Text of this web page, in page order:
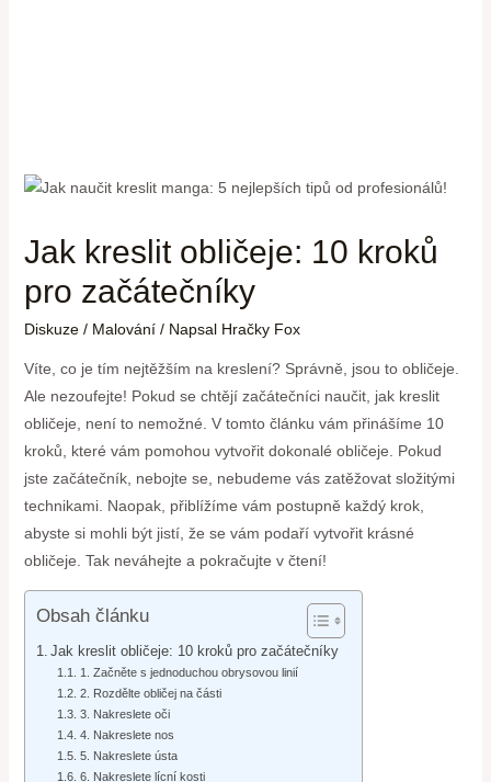
Jak kreslit obličeje: 10 kroků
pro začátečníky
Diskuze / Malování/ Napsal Hračky Fox
Víte, co je tím nejtěžším na kreslení? Správně, jsou to obličeje.
Ale nezoufejte! Pokud se chtějí začátečníci naučit, jak kreslit
obličeje, není to nemožné. V tomto článku vám přinášíme 10
kroků, které vám pomohou vytvořit dokonalé obličeje. Pokud
jste začátečník, nebojte se, nebudeme vás zatěžovat složitými
technikami. Naopak, přiblížíme vám postupně každý krok,
abyste si mohli být jistí, že se vám podaří vytvořit krásné
obličeje. Tak neváhejte a pokračujte v čtení!
Obsah článku
Jak kreslit obličeje: 10 kroků pro začátečníky
1. Začněte s jednoduchou obrysovou linií
2. Rozdělte obličej na části
3. Nakreslete oči
4. Nakreslete nos
5. Nakreslete ústa
6. Nakreslete lícní kosti